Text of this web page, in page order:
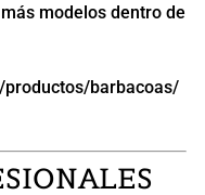
modelos dentro de
productos/barbacoas/